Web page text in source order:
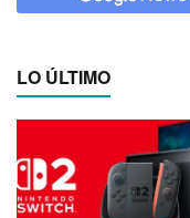
LO ÚLTIMO